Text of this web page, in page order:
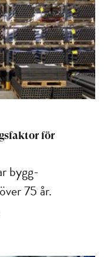
för
bygg-
75 år.